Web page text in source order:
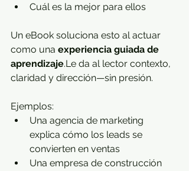
Cuál es la mejor para ellos
Un eBook soluciona esto al actuar
como una experiencia guiada de
aprendizaje.Le da al lector contexto,
claridad y dirección—sin presión.
Ejemplos:
Una agencia de marketing
explica cómo los leads se
convierten en ventas
Una empresa de construcción